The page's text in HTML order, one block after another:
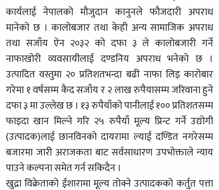
कार्यलाई नेपालको मौजुदान कानुनले फौजदारी अपराध
मानेको छ । कालोबजार तथा केही अन्य सामाजिक अपराध
तथा सजाँय ऐन २०३२ को दफा ३ ले कालोबजारी गर्ने
नाफाखोरी व्यवसायीलाई दण्डनिय अपराध भनेको छ ।
उत्पादित वस्तुमा २० प्रतिशतभन्दा बढी नाफा लिइ कारोबार
गरेमा १ वर्षसम्म कैद सजाँय र २ लाख रुपैयासम्म जरिवाना हुने
दफा ३ मा उल्लेख छ । १३ रुपैयाँको पानीलाई १०० प्रतिशतसम्म
फाइदा खान मिल्ने गरि २५ रुपैयाँ मूल्य प्रिन्ट गर्ने उद्योगी
(उत्पादक)लाई छानविनको दायरामा ल्याई दण्डित नगरेसम्म
बजारमा जारी अराजकता बाट सर्वसाधारण उपभोक्ताले न्याय
पाउने कल्पना समेत गर्न सकिदैन ।
खुद्रा विक्रेताको ईशारामा मूल्य तोक्ने उत्पादकको कर्तुत पत्ता